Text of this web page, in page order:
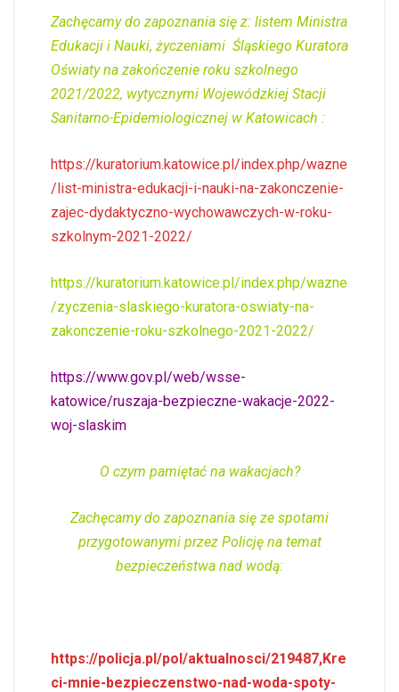
Zachęcamy do zapoznania się z: listem Ministra
Edukacji i Nauki, życzeniami Śląskiego Kuratora
Oświaty na zakończenie roku szkolnego
2021/2022, wytycznymi Wojewódzkiej Stacji
Sanitarno-Epidemiologicznej w Katowicach :
https://kuratorium.katowice.pl/index.php/wazne
/list-ministra-edukacji-i-nauki-na-zakonczenie-
zajec-dydaktyczno-wychowawczych-w-roku-
szkolnym-2021-2022/
https://kuratorium.katowice.pl/index.php/wazne
/zyczenia-slaskiego-kuratora-oswiaty-na-
zakonczenie-roku-szkolnego-2021-2022/
https://www.gov.pl/web/wsse-
katowice/ruszaja-bezpieczne-wakacje-2022-
woj-slaskim
O czym pamiętać na wakacjach?
Zachęcamy do zapoznania się ze spotami
przygotowanymi przez Policję na temat
bezpieczeństwa nad wodą:
https://policja.pl/pol/aktualnosci/219487,Kre
ci-mnie-bezpieczenstwo-nad-woda-spoty-